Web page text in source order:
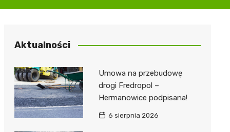
Aktualności
Umowa na przebudowę
drogi Fredropol –
Hermanowice podpisana!
6 sierpnia 2026